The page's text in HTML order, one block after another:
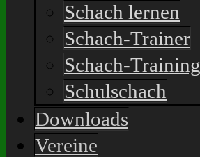
Schach lernen
Schach-Trainer
Schach-Training
Schulschach
Downloads
Vereine